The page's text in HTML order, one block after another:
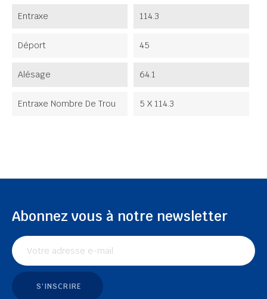
Entraxe 114.3
Déport 45
Alésage 64.1
Entraxe Nombre De Trou 5 X 114.3
Abonnez vous à notre newsletter
S'INSCRIRE